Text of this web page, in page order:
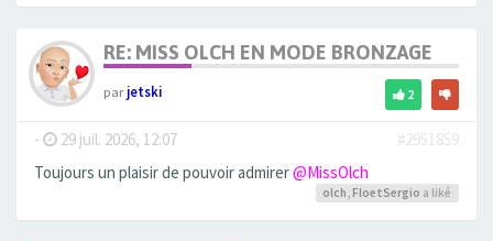
RE: MISS OLCH EN MODE BRONZAGE
parjetski 2
- 29 juil. 2026, 12:07
#2951859
Toujours un plaisir de pouvoir admirer@MissOlch
olch FloetSergio a liké